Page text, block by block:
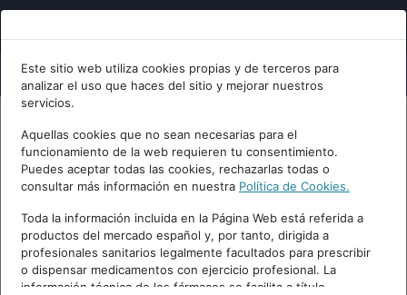
Este sitio web utiliza cookies propias y de terceros para
analizar el uso que haces del sitio y mejorar nuestros
servicios.
Aquellas cookies que no sean necesarias para el
funcionamiento de la web requieren tu consentimiento.
Puedes aceptar todas las cookies, rechazarlas todas o
consultar más información en nuestra Política de Cookies.
Toda la información incluida en la Página Web está referida a
productos del mercado español y, por tanto, dirigida a
profesionales sanitarios legalmente facultados para prescribir
o dispensar medicamentos con ejercicio profesional. La
información técnica de los fármacos se facilita a título